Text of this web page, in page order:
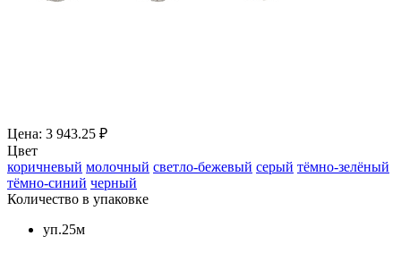
Цена: 3 943.25 ₽
Цвет
коричневый молочный светло-бежевый серый тёмно-зелёный
тёмно-синий черный
Количество в упаковке
уп.25м